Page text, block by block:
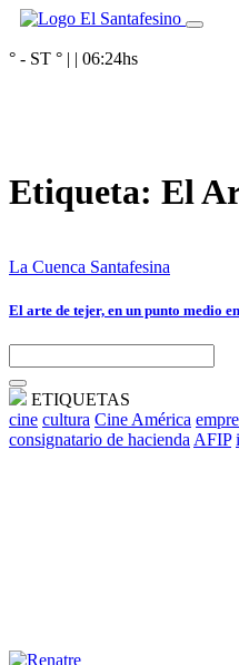
° - ST ° | | 06:24hs
Etiqueta: El
La Cuenca Santafesina
El arte de tejer, en un punto medio
ETIQUETAS
cine cultura Cine América
consignatario de hacienda AFIP